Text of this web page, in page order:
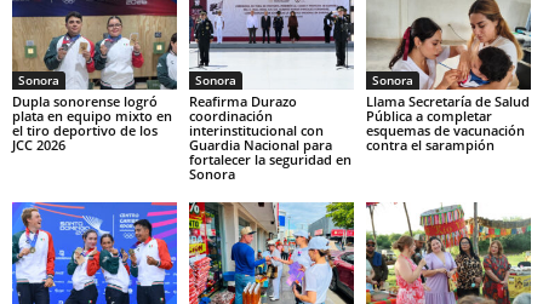
Sonora
Dupla sonorense logró
plata en equipo mixto en
el tiro deportivo de los
JCC 2026
Sonora
Reafirma Durazo
coordinación
interinstitucional con
Guardia Nacional para
fortalecer la seguridad en
Sonora
Sonora
Llama Secretaría de Salud
Pública a completar
esquemas de vacunación
contra el sarampión